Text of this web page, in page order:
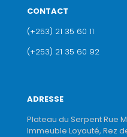
CONTACT
(+253) 21 35 60 11
(+253) 21 35 60 92
ADRESSE
Plateau du Serpent Rue
Immeuble Loyauté, Rez